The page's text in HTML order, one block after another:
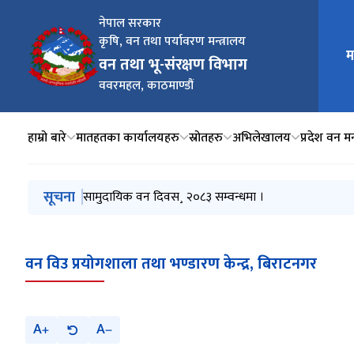
नेपाल सरकार
कृषि, वन तथा पर्यावरण मन्त्रालय
वन तथा भू-संरक्षण विभाग
ववरमहल, काठमाण्डौं
मुख्य
हाम्रो बारे मातहतका कार्यालयहरु स्रोतहरु अभिलेखालय प्रदेश वन
मुख्य नेभिगेसनमा जानुहोस्
सूचना सामुदायिक वन दिवस¸ २०८३ सम्वन्धमा ।
वन विउ प्रयोगशाला तथा भण्डारण केन्द्र, बिराटनगर
A A